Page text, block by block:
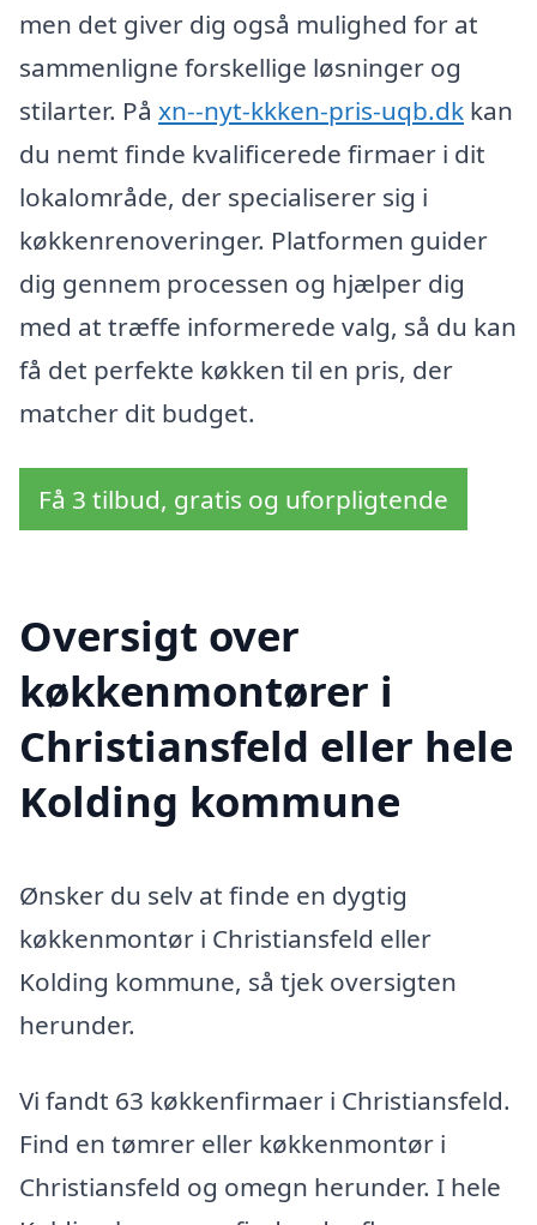
men det giver dig også mulighed for at
sammenligne forskellige løsninger og
stilarter. På xn--nyt-kkken-pris-uqb.dk kan
du nemt finde kvalificerede firmaer i dit
lokalområde, der specialiserer sig i
køkkenrenoveringer. Platformen guider
dig gennem processen og hjælper dig
med at træffe informerede valg, så du kan
få det perfekte køkken til en pris, der
matcher dit budget.
Få 3 tilbud, gratis og uforpligtende
Oversigt over
køkkenmontører i
Christiansfeld eller hele
Kolding kommune
Ønsker du selv at finde en dygtig
køkkenmontør i Christiansfeld eller
Kolding kommune, så tjek oversigten
herunder.
Vi fandt 63 køkkenfirmaer i Christiansfeld.
Find en tømrer eller køkkenmontør i
Christiansfeld og omegn herunder. I hele